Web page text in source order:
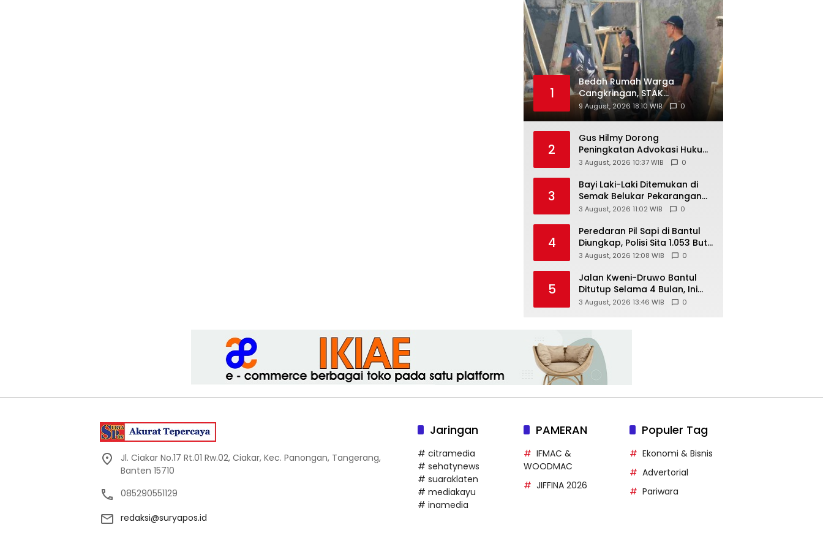
1
Bedah Rumah Warga
Cangkringan, STAK
Yogyakarta Libatkan Lintas
Komunitas dan Warga
9 August, 2026 18:10 WIB 0
2
Gus Hilmy Dorong
Peningkatan Advokasi Hukum
dan Digitalisasi Gerakan
DIY
3 August, 2026 10:37 WIB 0
3
Bayi Laki-Laki Ditemukan di
Semak Belukar Pekarangan
Rumah Warga di Semin, Tali
3 August, 2026 11:02 WIB 0
4
Peredaran Pil Sapi di Bantul
Diungkap, Polisi Sita 1.053 Butir
Pil Berlogo Y
3 August, 2026 12:08 WIB 0
5
Jalan Kweni-Druwo Bantul
Ditutup Selama 4 Bulan, Ini
Jalur Alternatif bagi
3 August, 2026 13:46 WIB 0
Jl. Ciakar No.17 Rt.01 Rw.02, Ciakar, Kec. Panongan, Tangerang,
Banten 15710
085290551129
redaksi@suryapos.id
Jaringan
# citramedia
# sehatynews
# suaraklaten
# mediakayu
# inamedia
PAMERAN
IFMAC &
WOODMAC
JIFFINA 2026
Populer Tag
Ekonomi & Bisnis
Advertorial
Pariwara